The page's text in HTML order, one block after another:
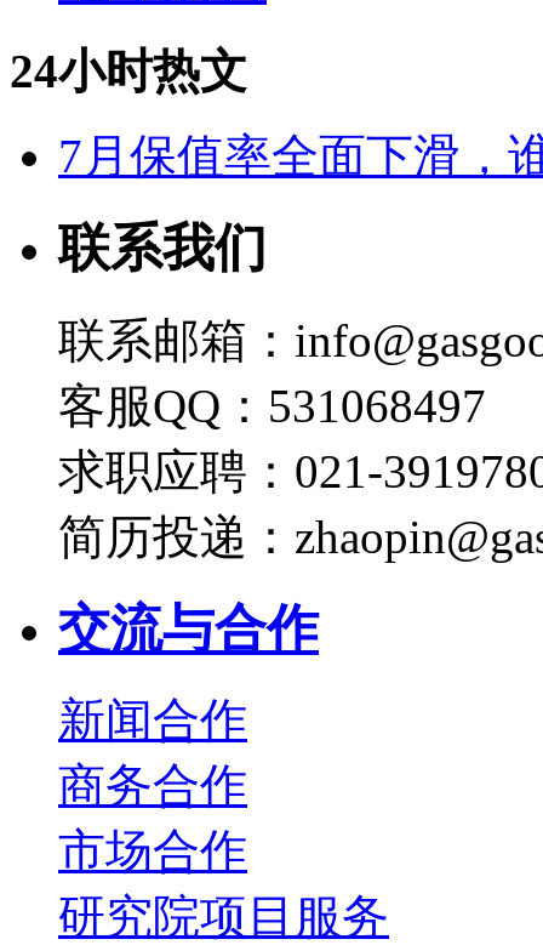
24小时热文
7月保值率全面下滑，
联系我们
联系邮箱：
客服QQ：531068497
求职应聘：021-
简历投递：
交流与合作
新闻合作
商务合作
市场合作
研究院项目服务